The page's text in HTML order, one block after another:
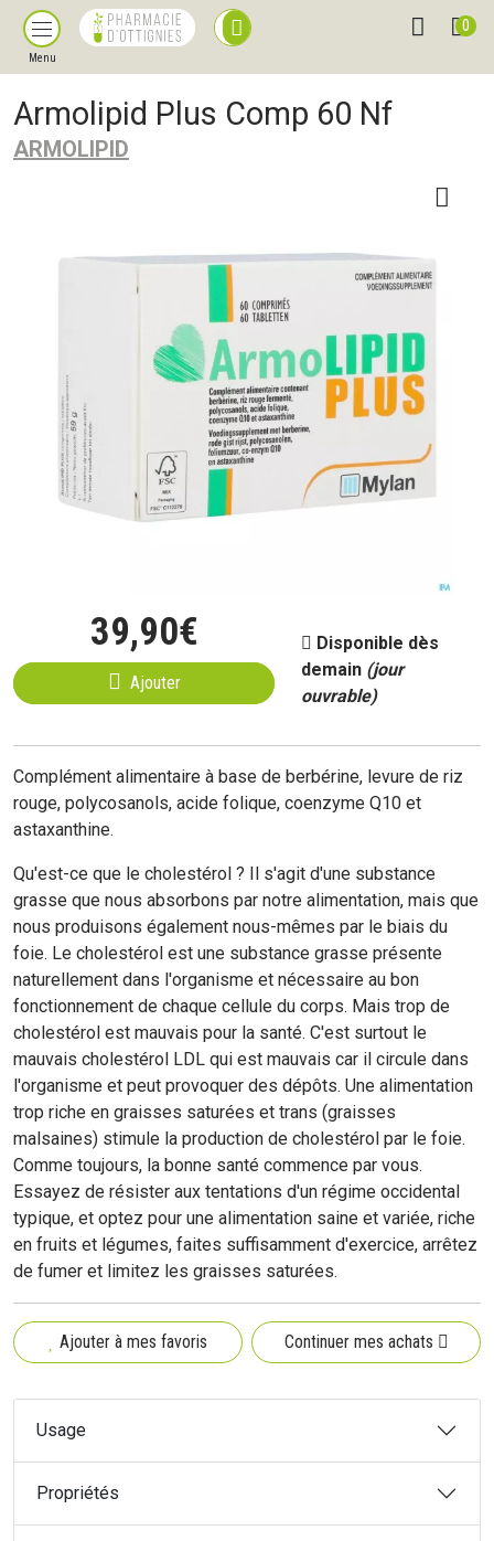
Menu
0
Armolipid Plus Comp 60 Nf
ARMOLIPID
39,90€
Ajouter
Disponible dès
demain (jour
ouvrable)
Complément alimentaire à base de berbérine, levure de riz
rouge, polycosanols, acide folique, coenzyme Q10 et
astaxanthine.
Qu'est-ce que le cholestérol ? Il s'agit d'une substance
grasse que nous absorbons par notre alimentation, mais que
nous produisons également nous-mêmes par le biais du
foie. Le cholestérol est une substance grasse présente
naturellement dans l'organisme et nécessaire au bon
fonctionnement de chaque cellule du corps. Mais trop de
cholestérol est mauvais pour la santé. C'est surtout le
mauvais cholestérol LDL qui est mauvais car il circule dans
l'organisme et peut provoquer des dépôts. Une alimentation
trop riche en graisses saturées et trans (graisses
malsaines) stimule la production de cholestérol par le foie.
Comme toujours, la bonne santé commence par vous.
Essayez de résister aux tentations d'un régime occidental
typique, et optez pour une alimentation saine et variée, riche
en fruits et légumes, faites suffisamment d'exercice, arrêtez
de fumer et limitez les graisses saturées.
Ajouter à mes favoris Continuer mes achats
Usage
Propriétés